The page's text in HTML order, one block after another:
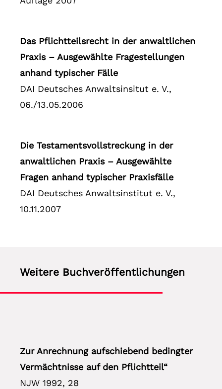
Das Pflichtteilsrecht in der anwaltlichen
Praxis – Ausgewählte Fragestellungen
anhand typischer Fälle
DAI Deutsches Anwaltsinsitut e. V.,
06./13.05.2006
Die Testamentsvollstreckung in der
anwaltlichen Praxis – Ausgewählte
Fragen anhand typischer Praxisfälle
DAI Deutsches Anwaltsinstitut e. V.,
10.11.2007
Weitere Buchveröffentlichungen
Zur Anrechnung aufschiebend bedingter
Vermächtnisse auf den Pflichtteil“
NJW 1992, 28